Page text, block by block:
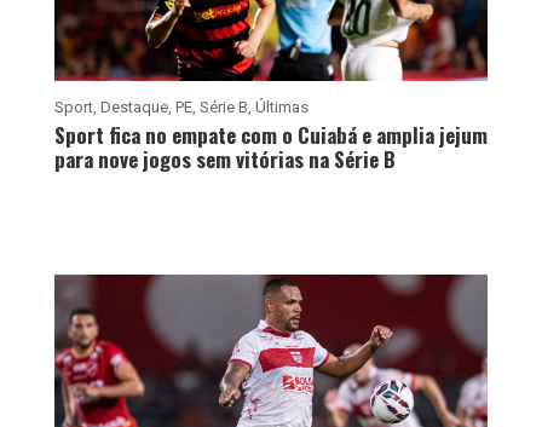
Sport, Destaque, PE, Série B Últimas
Sport fica no empate com o Cuiabá e amplia jejum
para nove jogos sem vitórias na Série B